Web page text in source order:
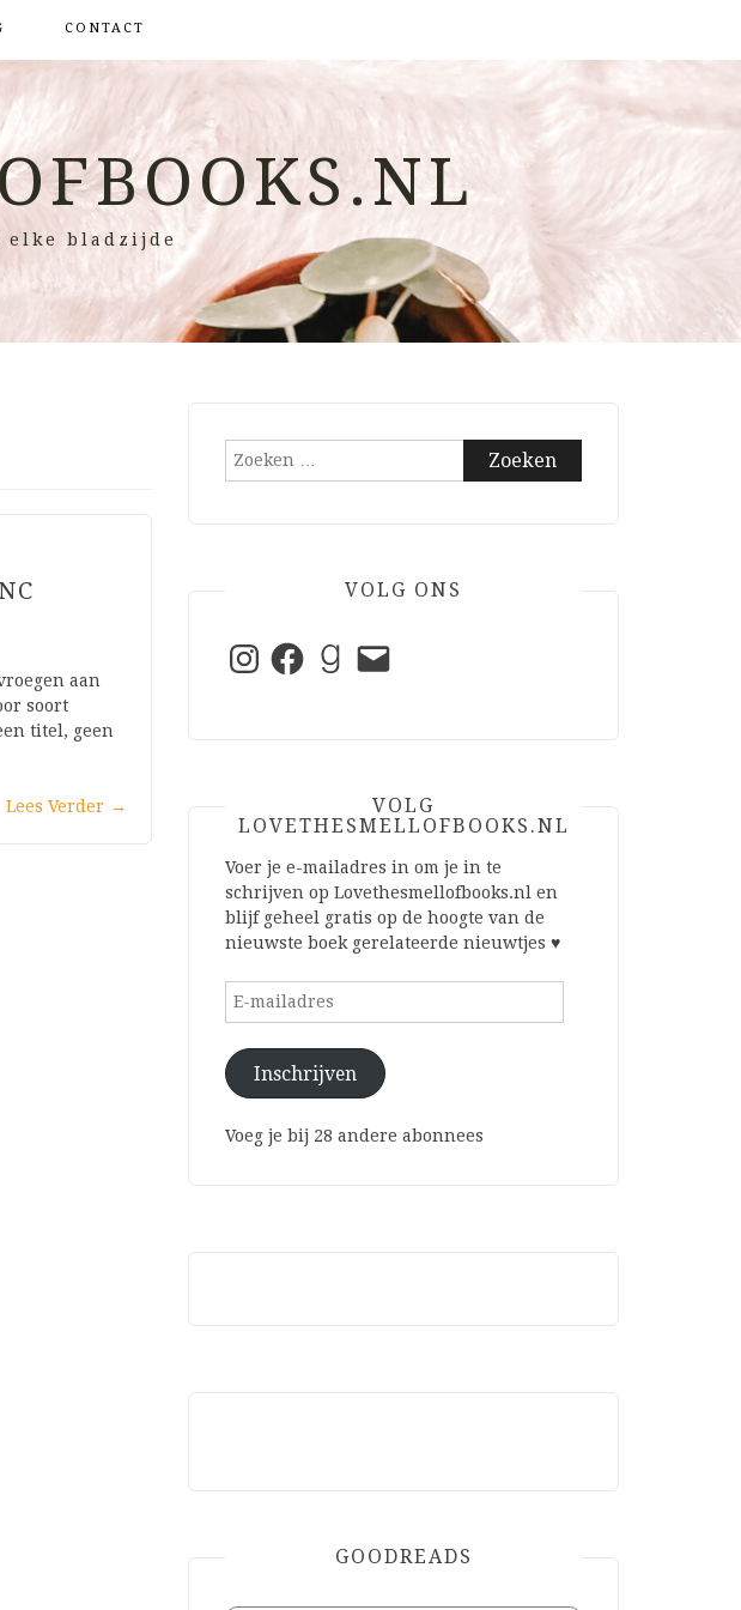
CONTACT
elke bladzijde
aan
soort
titel, geen
Lees Verder →
Zoeken
VOLG ONS
InstagramFacebookGoodreads
E-
mail
VOLG
LOVETHESMELLOFBOOKS.NL
Voer je e-mailadres in om je in te
schrijven op Lovethesmellofbooks.nl en
blijf geheel gratis op de hoogte van de
nieuwste boek gerelateerde nieuwtjes ♥
E-
Inschrijven
Voeg je bij 28 andere abonnees
GOODREADS